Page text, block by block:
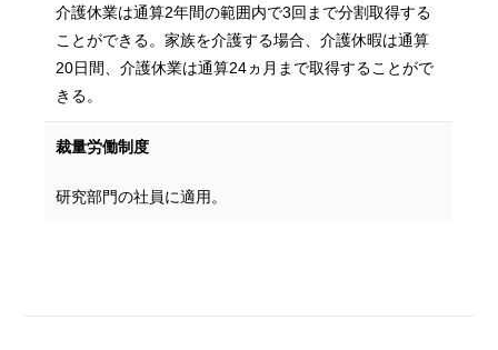
介護休業は通算2年間の範囲内で3回まで分割取得する
ことができる。家族を介護する場合、介護休暇は通算
20日間、介護休業は通算24ヵ月まで取得することがで
きる。
裁量労働制度
研究部門の社員に適用。